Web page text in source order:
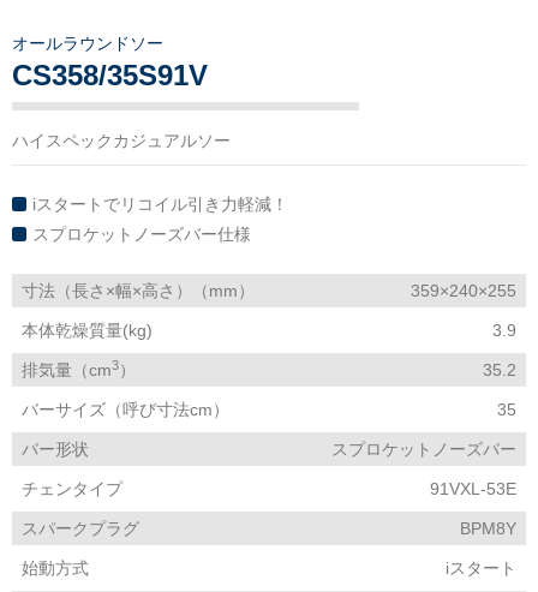
オールラウンドソー
CS358/35S91V
ハイスペックカジュアルソー
iスタートでリコイル引き力軽減！
スプロケットノーズバー仕様
寸法（長さ×幅×高さ）（mm） 359×240×255
本体乾燥質量(kg) 3.9
排気量（cm3） 35.2
バーサイズ（呼び寸法cm） 35
バー形状 スプロケットノーズバー
チェンタイプ 91VXL-53E
スパークプラグ BPM8Y
始動方式 iスタート